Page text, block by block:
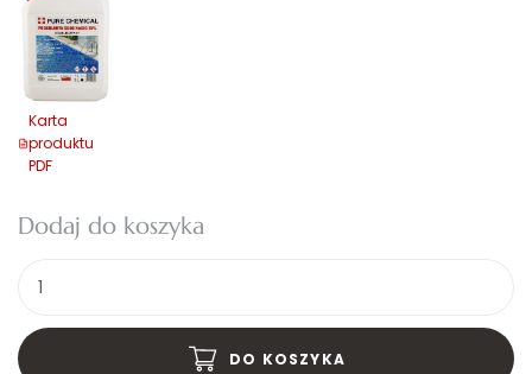
Karta
produktu
PDF
Dodaj do koszyka
DO KOSZYKA